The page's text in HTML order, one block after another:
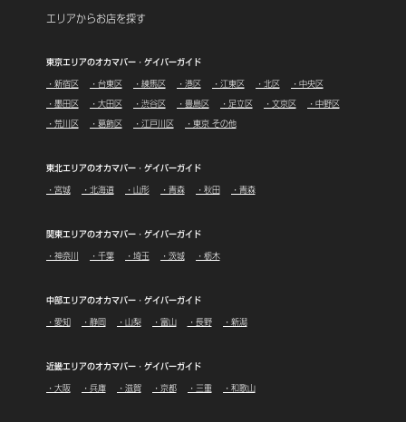
エリアからお店を探す
東京エリアのオカマバー・ゲイバーガイド
・新宿区 ・台東区 ・練馬区 ・港区 ・江東区 ・北区 ・中央区
・墨田区 ・大田区 ・渋谷区 ・豊島区 ・足立区 ・文京区 ・中野区
・荒川区 ・葛飾区 ・江戸川区 ・東京 その他
東北エリアのオカマバー・ゲイバーガイド
・宮城 ・北海道 ・山形 ・青森 ・秋田 ・青森
関東エリアのオカマバー・ゲイバーガイド
・神奈川 ・千葉 ・埼玉 ・茨城 ・栃木
中部エリアのオカマバー・ゲイバーガイド
・愛知 ・静岡 ・山梨 ・富山 ・長野 ・新潟
近畿エリアのオカマバー・ゲイバーガイド
・大阪 ・兵庫 ・滋賀 ・京都 ・三重 ・和歌山